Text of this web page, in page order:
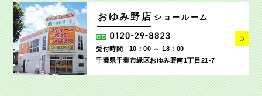
おゆみ野店 ショールーム
受付時間
10：00 ～ 18：00
千葉県千葉市緑区おゆみ野南1丁目21-7